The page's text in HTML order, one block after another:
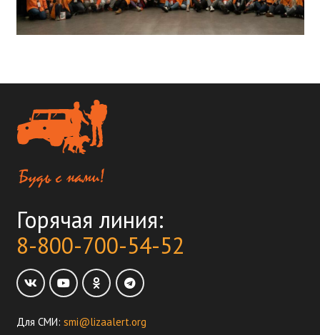
Горячая линия:
8-800-700-54-52
Для СМИ: smi@lizaalert.org